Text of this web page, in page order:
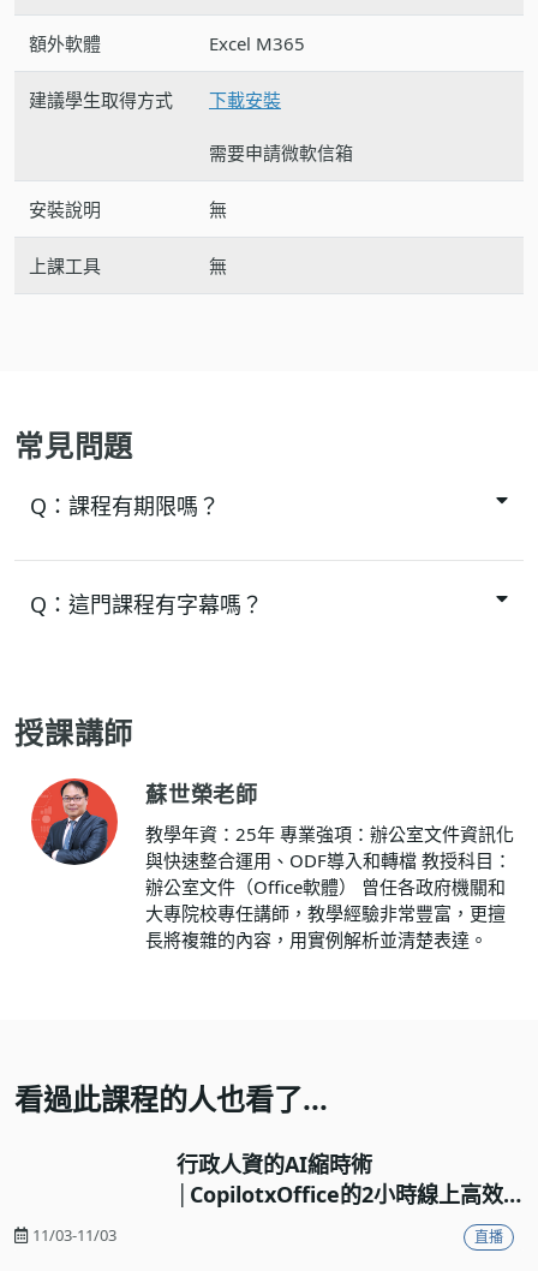
額外軟體 Excel M365
建議學生取得方式 下載安裝
需要申請微軟信箱
安裝說明 無
上課工具 無
常見問題
Q： 課程有期限嗎？
Q： 這門課程有字幕嗎？
授課講師
蘇世榮老師
教學年資：25年 專業強項：辦公室文件資訊化
與快速整合運用、ODF導入和轉檔 教授科目：
辦公室文件（Office軟體） 曾任各政府機關和
大專院校專任講師，教學經驗非常豐富，更擅
長將複雜的內容，用實例解析並清楚表達。
看過此課程的人也看了...
行政人資的AI縮時術
│CopilotxOffice的2小時線上高效
11/03-11/03 直播